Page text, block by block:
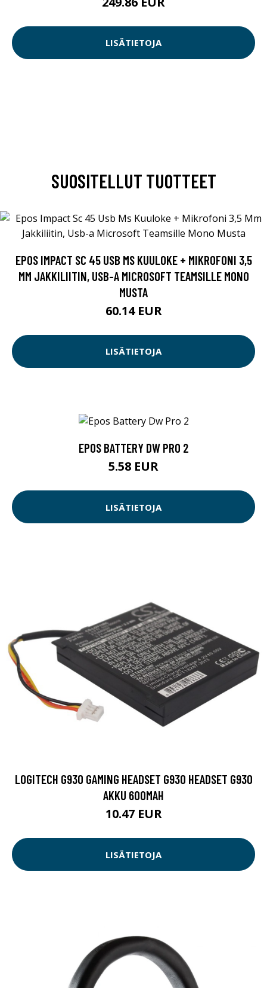
LISÄTIETOJA
SUOSITELLUT TUOTTEET
EPOS IMPACT SC 45 USB MS KUULOKE + MIKROFONI 3,5
MM JAKKILIITIN, USB-A MICROSOFT TEAMSILLE MONO
MUSTA
60.14 EUR
LISÄTIETOJA
EPOS BATTERY DW PRO 2
5.58 EUR
LISÄTIETOJA
LOGITECH G930 GAMING HEADSET G930 HEADSET G930
AKKU 600MAH
10.47 EUR
LISÄTIETOJA